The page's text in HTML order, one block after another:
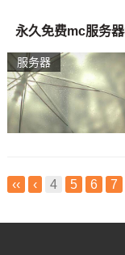
服务器
‹‹ ‹ 4 5 6 7